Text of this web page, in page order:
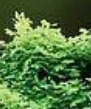
to search or ESC to close